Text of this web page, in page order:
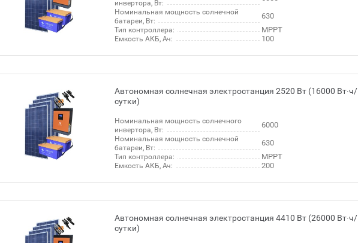
инвертора, Вт:
Номинальная мощность солнечной
батареи, Вт:
630
Тип контроллера: МРРТ
Емкость АКБ, Ач: 100
Автономная солнечная электростанция 2520 Вт (16000 Вт∙ч/
сутки)
Номинальная мощность солнечного
инвертора, Вт:
6000
Номинальная мощность солнечной
батареи, Вт:
630
Тип контроллера: МРРТ
Емкость АКБ, Ач: 200
Автономная солнечная электростанция 4410 Вт (26000 Вт∙ч/
сутки)